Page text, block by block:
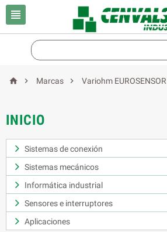

  Marcas  Variohm EUROSENSOR
INICIO
Sistemas de conexión
Sistemas mecánicos
Informática industrial
Sensores e interruptores
Aplicaciones